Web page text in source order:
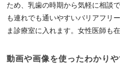
ため、乳歯の時期から気軽に相談
も連れでも通いやすいバリアフリ
ま診療室に入れます。女性医師も
動画や画像を使ったわかり